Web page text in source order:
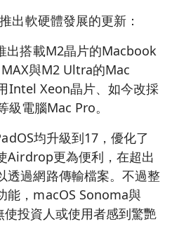
出軟硬體發展的更新：
出搭載M2晶片的Macbook
與M2 Ultra的Mac
Intel Xeon晶片、如今改採
電腦Mac Pro。
均升級到17，優化了
Airdrop更為便利，在超出
透過網路傳輸檔案。不過整
能，macOS Sonoma與
投資人或使用者感到驚艷